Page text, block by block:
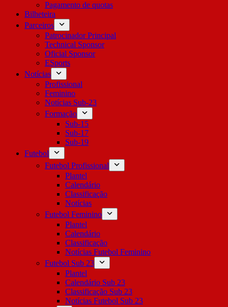
Pagamento de quotas
Bilheteira
Parceiros
Patrocinador Principal
Technical Sponsor
Oficial Sponsor
ESports
Notícias
Profissional
Feminino
Notícias Sub-23
Formação
Sub-15
Sub-17
Sub-19
Futebol
Futebol Profissional
Plantel
Calendário
Classificação
Notícias
Futebol Feminino
Plantel
Calendário
Classificação
Notícias Futebol Feminino
Futebol Sub 23
Plantel
Calendário Sub 23
Classificação Sub 23
Notícias Futebol Sub 23